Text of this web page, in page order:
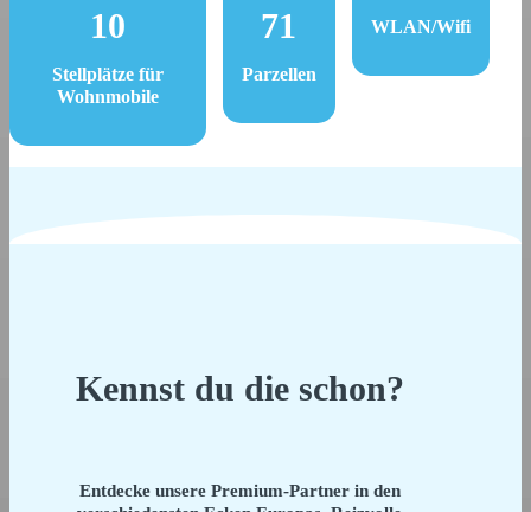
10
Stellplätze für
Wohnmobile
71
Parzellen
WLAN/Wifi
Kennst du die schon?
Entdecke unsere Premium-Partner in den